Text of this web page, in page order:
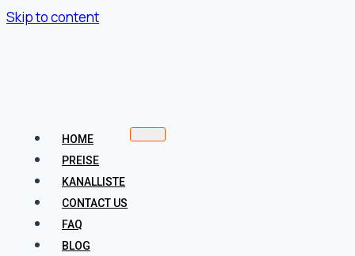
Skip to content
HOME
PREISE
KANALLISTE
CONTACT US
FAQ
BLOG